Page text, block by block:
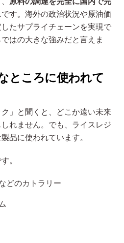
です。海外の政治状況や原油価
たサプライチェーンを実現で
はの大きな強みだと言えま
ところに使われて
ク」と聞くと、どこか遠い未来
れません。でも、ライスレジ
品に使われています。
。
どのカトラリー